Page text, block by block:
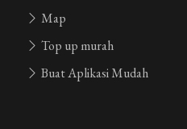
Map
Top up murah
Buat Aplikasi Mudah